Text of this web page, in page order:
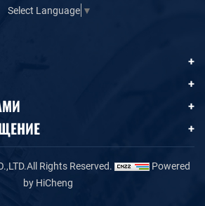
Select Language ▼
Rights Reserved.
Powered
by HiCheng